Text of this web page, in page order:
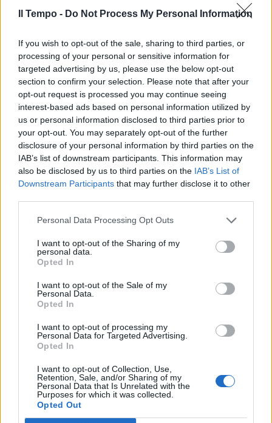
Il Tempo - Do Not Process My Personal Information
If you wish to opt-out of the sale, sharing to third parties, or
processing of your personal or sensitive information for
targeted advertising by us, please use the below opt-out
section to confirm your selection. Please note that after your
opt-out request is processed you may continue seeing
interest-based ads based on personal information utilized by
us or personal information disclosed to third parties prior to
your opt-out. You may separately opt-out of the further
disclosure of your personal information by third parties on the
IAB’s list of downstream participants. This information may
also be disclosed by us to third parties on the IAB’s List of
Downstream Participants that may further disclose it to other
Personal Data Processing Opt Outs
I want to opt-out of the Sharing of my
personal data.
Opted In
I want to opt-out of the Sale of my
Personal Data.
Opted In
I want to opt-out of processing my
Personal Data for Targeted Advertising.
Opted In
I want to opt-out of Collection, Use,
Retention, Sale, and/or Sharing of my
Personal Data that Is Unrelated with the
Purposes for which it was collected.
Opted Out